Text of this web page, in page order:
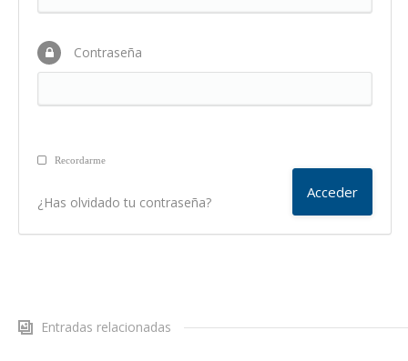
Contraseña
Recordarme
¿Has olvidado tu contraseña?
Entradas relacionadas